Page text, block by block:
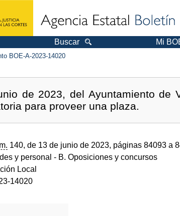
Buscar Mi
BOE-A-2023-14020
de 2023, del Ayuntamiento de
para proveer una plaza.
140, de 13 de junio de 2023, páginas 84093 a
y personal - B. Oposiciones y concursos
Local
14020